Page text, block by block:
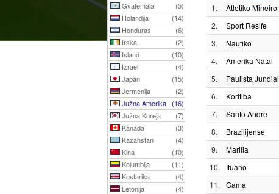
Gvatemala
(5)
Holandija
(14)
Honduras
(6)
Irska
(2)
Island
(10)
Izrael
(4)
Japan
(15)
Jermenija
(2)
Južna Amerika (16)
Južna Koreja
(7)
Kanada
(3)
Kazahstan
(4)
Kina
(10)
Kolumbija
(11)
Kostarika
(4)
Letonija
(4)
1. Atletiko Mineiro
2. Sport Resife
3. Nautiko
4. Amerika Natal
5. Paulista Jundiai
6. Koritiba
7. Santo Andre
8. Brazilijense
9. Marilia
10. Ituano
11. Gama